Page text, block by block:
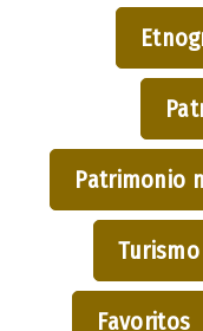
Patrimonio
Favoritos